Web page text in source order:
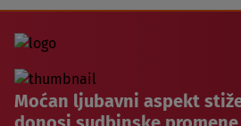
Moćan ljubavni aspekt